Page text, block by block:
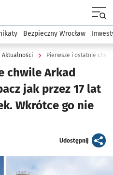
podserwis: Dla mieszkańca
Bezpieczny Wrocław
Aktualności Pierwsze i ostatnie
chwile Arkad
jak przez 17 lat
Wkrótce go nie
Udostępnijartykuł